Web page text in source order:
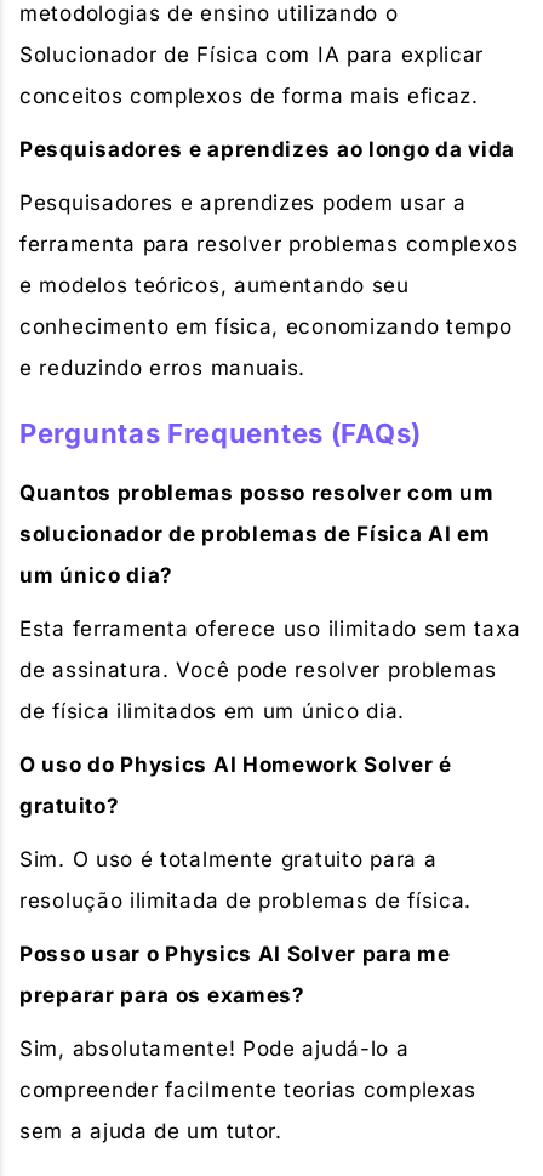
metodologias de ensino utilizando o
Solucionador de Física com IA para explicar
conceitos complexos de forma mais eficaz.
Pesquisadores e aprendizes ao longo da vida
Pesquisadores e aprendizes podem usar a
ferramenta para resolver problemas complexos
e modelos teóricos, aumentando seu
conhecimento em física, economizando tempo
e reduzindo erros manuais.
Perguntas Frequentes (FAQs)
Quantos problemas posso resolver com um
solucionador de problemas de Física AI em
um único dia?
Esta ferramenta oferece uso ilimitado sem taxa
de assinatura. Você pode resolver problemas
de física ilimitados em um único dia.
O uso do Physics AI Homework Solver é
gratuito?
Sim. O uso é totalmente gratuito para a
resolução ilimitada de problemas de física.
Posso usar o Physics AI Solver para me
preparar para os exames?
Sim, absolutamente! Pode ajudá-lo a
compreender facilmente teorias complexas
sem a ajuda de um tutor.